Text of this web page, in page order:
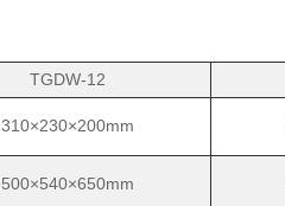
TGDW-12
310×230×200mm
500×540×650mm